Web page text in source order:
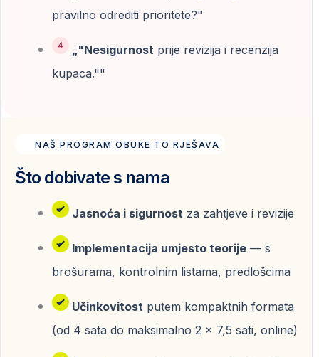
pravilno odrediti prioritete?"
„"Nesigurnostprije revizija i recenzija
kupaca.""
NAŠ PROGRAM OBUKE TO RJEŠAVA
Što dobivate s nama
Jasnoća i sigurnostza zahtjeve i revizije
Implementacija umjesto teorije— s
brošurama, kontrolnim listama, predlošcima
Učinkovitostputem kompaktnih formata
(od 4 sata do maksimalno 2 x 7,5 sati, online)